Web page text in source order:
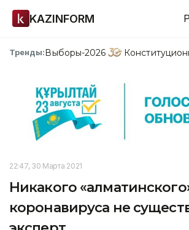
KAZINFORM
Тренды:Выборы-2026
22:47, 30 Марта 2021
Никакого
коронавируса не